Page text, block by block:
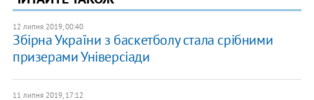
12 липня 2019, 00:40
Збірна України з баскетболу стала срібними
призерами Універсіади
11 липня 2019, 17:12